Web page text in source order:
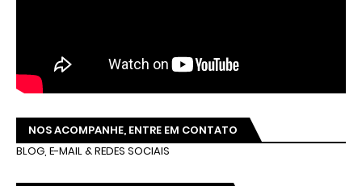
NOS ACOMPANHE, ENTRE EM CONTATO
BLOG, E-MAIL & REDES SOCIAIS